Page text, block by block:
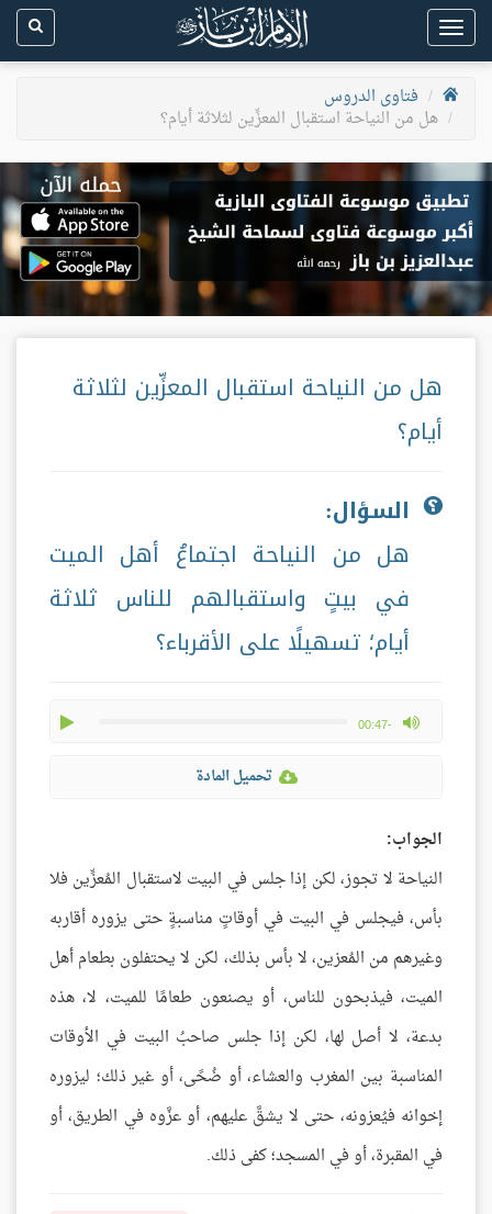
Toggle
navigation
فتاوى الدروس
هل من النياحة استقبال المعزِّين لثلاثة أيام؟
هل من النياحة استقبال المعزِّين لثلاثة
أيام؟
السؤال:
هل من النياحة اجتماعُ أهل الميت
في بيتٍ واستقبالهم للناس ثلاثة
أيام؛ تسهيلًا على الأقرباء؟
-00:47
max volume
تحميل المادة
الجواب:
النياحة لا تجوز، لكن إذا جلس في البيت لاستقبال المُعزِّين فلا
بأس، فيجلس في البيت في أوقاتٍ مناسبةٍ حتى يزوره أقاربه
وغيرهم من المُعزين، لا بأس بذلك، لكن لا يحتفلون بطعام أهل
الميت، فيذبحون للناس، أو يصنعون طعامًا للميت، لا، هذه
بدعة، لا أصل لها، لكن إذا جلس صاحبُ البيت في الأوقات
المناسبة بين المغرب والعشاء، أو ضُحًى، أو غير ذلك؛ ليزوره
إخوانه فيُعزونه، حتى لا يشقَّ عليهم، أو عزَّوه في الطريق، أو
في المقبرة، أو في المسجد؛ كفى ذلك.